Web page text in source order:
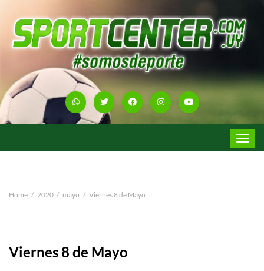
Toggle
Home 2020 mayo Viernes 8 de Mayo
Viernes 8 de Mayo